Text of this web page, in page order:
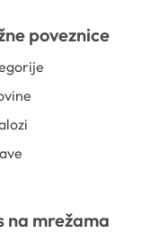
poveznice
na mrežama